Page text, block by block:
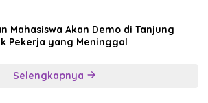
Mahasiswa Akan Demo di Tanjung
Pekerja yang Meninggal
Selengkapnya